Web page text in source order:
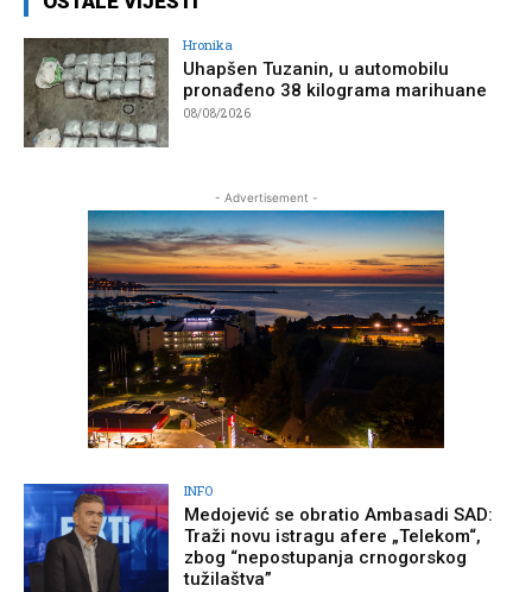
Hronika
Uhapšen Tuzanin, u automobilu
pronađeno 38 kilograma marihuane
08/08/2026
- Advertisement -
INFO
Medojević se obratio Ambasadi SAD:
Traži novu istragu afere „Telekom“,
zbog “nepostupanja crnogorskog
tužilaštva”